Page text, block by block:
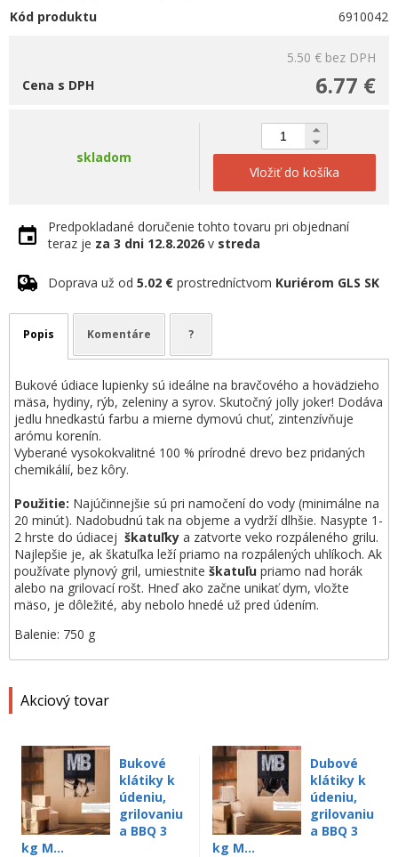
Akciový tovar
Bukové
klátiky k
údeniu,
grilovaniu
a BBQ 3
kg M...
Dubové
klátiky k
údeniu,
grilovaniu
a BBQ 3
kg M...
Kód produktu
6910042
5.50 € bez DPH
6.77 €
Cena s DPH
skladom
Vložiť do košíka
Predpokladané doručenie tohto tovaru pri objednaní
teraz je za 3 dni 12.8.2026 v streda
Doprava už od 5.02 € prostredníctvom Kuriérom GLS SK
Popis Komentáre ?
Bukové údiace lupienky sú ideálne na bravčového a hovädzieho
mäsa, hydiny, rýb, zeleniny a syrov. Skutočný jolly joker! Dodáva
jedlu hnedkastú farbu a mierne dymovú chuť, zintenzívňuje
arómu korenín.
Vyberané vysokokvalitné 100 % prírodné drevo bez pridaných
chemikálií, bez kôry.
Použitie: Najúčinnejšie sú pri namočení do vody (minimálne na
20 minút). Nadobudnú tak na objeme a vydrží dlhšie. Nasypte 1-
2 hrste do údiacej škatuľky a zatvorte veko rozpáleného grilu.
Najlepšie je, ak škatuľka leží priamo na rozpálených uhlíkoch. Ak
používate plynový gril, umiestnite škatuľu priamo nad horák
alebo na grilovací rošt. Hneď ako začne unikať dym, vložte
mäso, je dôležité, aby nebolo hnedé už pred údením.
Balenie: 750 g